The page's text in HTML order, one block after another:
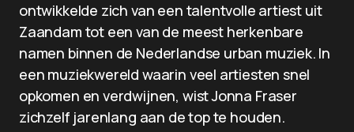
ontwikkelde zich van een talentvolle artiest uit
Zaandam tot een van de meest herkenbare
namen binnen de Nederlandse urban muziek. In
een muziekwereld waarin veel artiesten snel
opkomen en verdwijnen, wist Jonna Fraser
zichzelf jarenlang aan de top te houden.